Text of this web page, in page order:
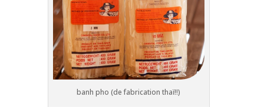
banh pho (de fabrication thaï!!)